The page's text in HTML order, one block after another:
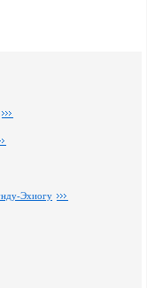
Эхиогу